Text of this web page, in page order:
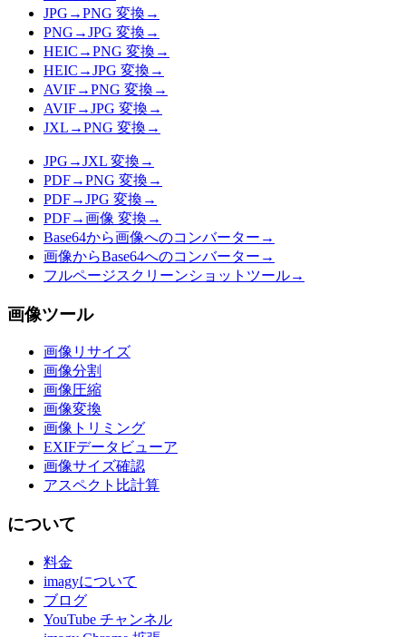
JPG→PNG 変換 →
PNG→JPG 変換 →
HEIC→PNG 変換 →
HEIC→JPG 変換 →
AVIF→PNG 変換 →
AVIF→JPG 変換 →
JXL→PNG 変換 →
JPG→JXL 変換 →
PDF→PNG 変換 →
PDF→JPG 変換 →
PDF→画像 変換 →
Base64から画像へのコンバーター →
画像からBase64へのコンバーター →
フルページスクリーンショットツール→
画像ツール
画像リサイズ
画像分割
画像圧縮
画像変換
画像トリミング
EXIFデータビューア
画像サイズ確認
アスペクト比計算
について
料金
imagyについて
ブログ
YouTube チャンネル